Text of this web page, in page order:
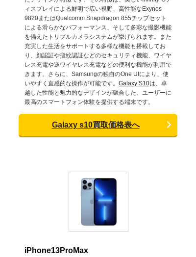
ィスプレイによる鮮明で広い視野、高性能なExynos
9820またはQualcomm Snapdragon 855チップセット
による滑らかなパフォーマンス、そして多彩な撮影機能
を備えたトリプルカメラシステムが挙げられます。また
充実した生活をサポートする多様な機能も搭載してお
り、顔認証や指紋認証などのセキュリティ機能、ワイヤ
レス充電や逆ワイヤレス充電などの便利な機能が利用で
きます。さらに、Samsungの独自のOne UIにより、使
いやすく直感的な操作が可能です。 Galaxy S10は、卓
越した性能と魅力的なデザインが融合した、ユーザーに
最高のスマートフォン体験を提供する端末です。
Galaxy s10買取価格表へ
iPhone13ProMax